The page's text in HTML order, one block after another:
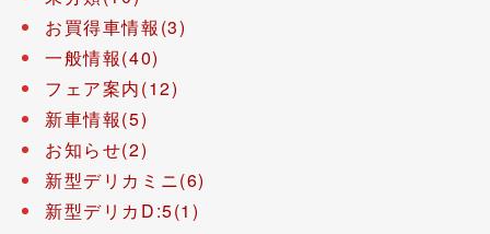
お買得車情報(3)
一般情報(40)
フェア案内(12)
新車情報(5)
お知らせ(2)
新型デリカミニ(6)
新型デリカD:5(1)